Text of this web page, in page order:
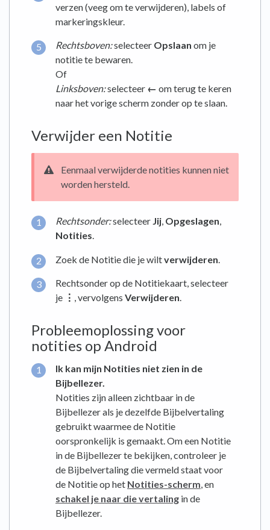
verzen (veeg om te verwijderen), labels of
markeringskleur.
Rechtsboven:selecteer Opslaan om je
notitie te bewaren.
Of
Linksboven:selecteer ← om terug te keren
naar het vorige scherm zonder op te slaan.
Verwijder een Notitie
Eenmaal verwijderde notities kunnen niet
worden hersteld.
Rechtsonder:selecteer Jij, Opgeslagen,
Notities.
Zoek de Notitie die je wiltverwijderen
Rechtsonder op de Notitiekaart, selecteer
je ⋮ , vervolgens Verwijderen.
Probleemoplossing voor
notities op Android
Ik kan mijn Notities niet zien in de
Bijbellezer.
Notities zijn alleen zichtbaar in de
Bijbellezer als je dezelfde Bijbelvertaling
gebruikt waarmee de Notitie
oorspronkelijk is gemaakt. Om een Notitie
in de Bijbellezer te bekijken, controleer je
de Bijbelvertaling die vermeld staat voor
de Notitie op het Notities-scherm , en
schakel je naar die vertaling in de
Bijbellezer.